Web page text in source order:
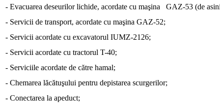
- Evacuarea deseurilor lichide, acordate cu maşina   GAZ-53 (de
- Servicii de transport, acordate cu maşina GAZ-52;
- Servicii acordate cu excavatorul IUMZ-2126;
- Servicii acordate cu tractorul T-40;
- Serviciile acordate de către hamal;
- Chemarea lăcătuşului pentru depistarea scurgerilor;
- Conectarea la apeduct;